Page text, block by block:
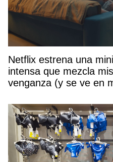
Netflix estrena una
intensa que mezcla
venganza (y se ve en